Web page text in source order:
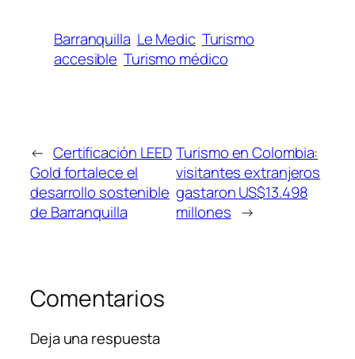
Barranquilla Le Medic Turismo
accesible Turismo médico
← Certificación LEED
Gold fortalece el
desarrollo sostenible
de Barranquilla
Turismo en Colombia:
visitantes extranjeros
gastaron US$13.498
millones →
Comentarios
Deja una respuesta